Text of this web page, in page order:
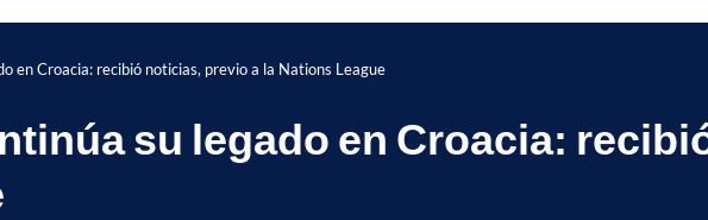
en Croacia: recibió noticias, previo a la Nations League
su legado en Croacia: